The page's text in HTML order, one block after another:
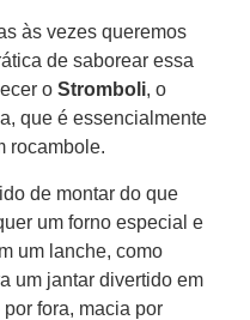
às vezes queremos
de saborear essa
o Stromboli, o
que é essencialmente
rocambole.
de montar do que
um forno especial e
um lanche, como
um jantar divertido em
fora, macia por